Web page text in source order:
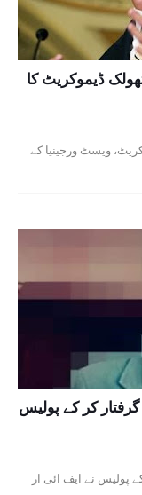
ڈیموکریٹ کا
ویسٹ ورجینیا کے
کر کے پولیس
پولیس نے ایف ائی ار